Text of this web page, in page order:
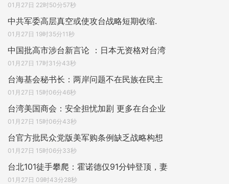
01月27日 22时50分57秒
中共军委高层真空或使攻台战略短期收缩.
01月27日 19时35分11秒
中国批高市涉台新言论 ：日本无资格对台湾
01月27日 17时31分43秒
台海基会秘书长：两岸问题不在民族在民主
01月27日 15时06分46秒
台湾美国商会：安全担忧加剧 更多在台企业
01月27日 15时06分43秒
台官方批民众党版美军购条例缺乏战略构想
01月27日 15时06分33秒
台北101徒手攀爬：霍诺德仅91分钟登顶，妻
01月27日 09时43分28秒